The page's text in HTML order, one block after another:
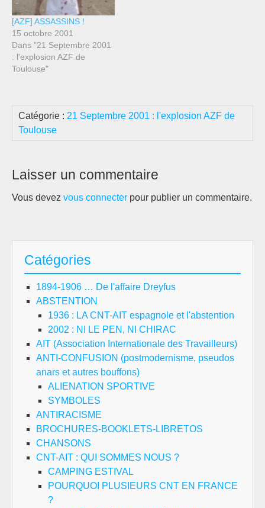
[AZF] ASSASSINS !
15 octobre 2001
Dans "21 Septembre 2001
: l'explosion AZF de
Toulouse"
Catégorie : 21 Septembre 2001 : l'explosion AZF de
Toulouse
Laisser un commentaire
Vous devez vous connecter pour publier un commentaire.
Catégories
1894-1906 … De l'affaire Dreyfus
ABSTENTION
1936 : LA CNT-AIT espagnole et l'abstention
2002 : NI LE PEN, NI CHIRAC
AIT (Association Internationale des Travailleurs)
ANTI-CONFUSION (postmodernisme, pseudos
anars et autres bouffons)
ALIENATION SPORTIVE
SYMBOLES
ANTIRACISME
BROCHURES-BOOKLETS-LIBRETOS
CHANSONS
CNT-AIT : QUI SOMMES NOUS ?
CAMPING ESTIVAL
POURQUOI PLUSIEURS CNT EN FRANCE
?